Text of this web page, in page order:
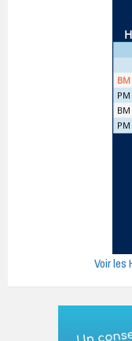
Voir les